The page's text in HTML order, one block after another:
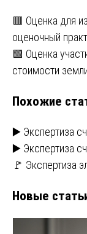
Навигация
по
записям
🟥 Оценка для
оценочный
🟩 Оценка
стоимости
Похожие
▶️ Экспертиза
▶️ Экспертиза
🚩 Экспертиза
Новые